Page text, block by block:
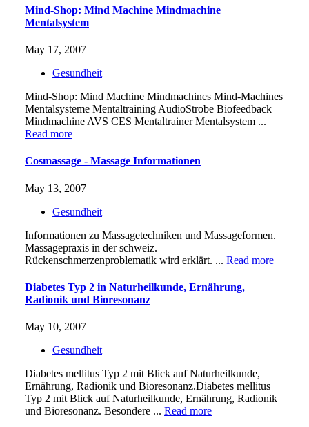
Mind-Shop: Mind Machine Mindmachine
Mentalsystem
May 17, 2007 |
Gesundheit
Mind-Shop: Mind Machine Mindmachines Mind-Machines
Mentalsysteme Mentaltraining AudioStrobe Biofeedback
Mindmachine AVS CES Mentaltrainer Mentalsystem ...
Read more
Cosmassage - Massage Informationen
May 13, 2007 |
Gesundheit
Informationen zu Massagetechniken und Massageformen.
Massagepraxis in der schweiz.
Rückenschmerzenproblematik wird erklärt. ... Read more
Diabetes Typ 2 in Naturheilkunde, Ernährung,
Radionik und Bioresonanz
May 10, 2007 |
Gesundheit
Diabetes mellitus Typ 2 mit Blick auf Naturheilkunde,
Ernährung, Radionik und Bioresonanz.Diabetes mellitus
Typ 2 mit Blick auf Naturheilkunde, Ernährung, Radionik
und Bioresonanz. Besondere ... Read more